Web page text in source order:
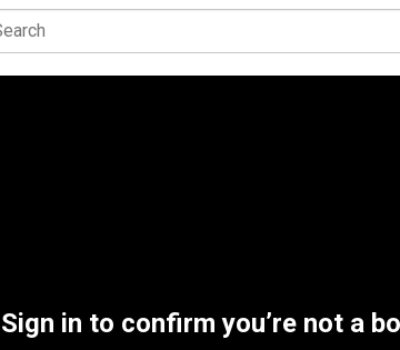
Sign in to confirm you’re not a